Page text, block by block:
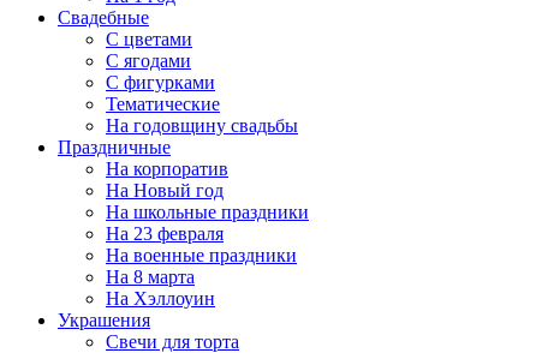
Свадебные
С цветами
С ягодами
С фигурками
Тематические
На годовщину свадьбы
Праздничные
На корпоратив
На Новый год
На школьные праздники
На 23 февраля
На военные праздники
На 8 марта
На Хэллоуин
Украшения
Свечи для торта